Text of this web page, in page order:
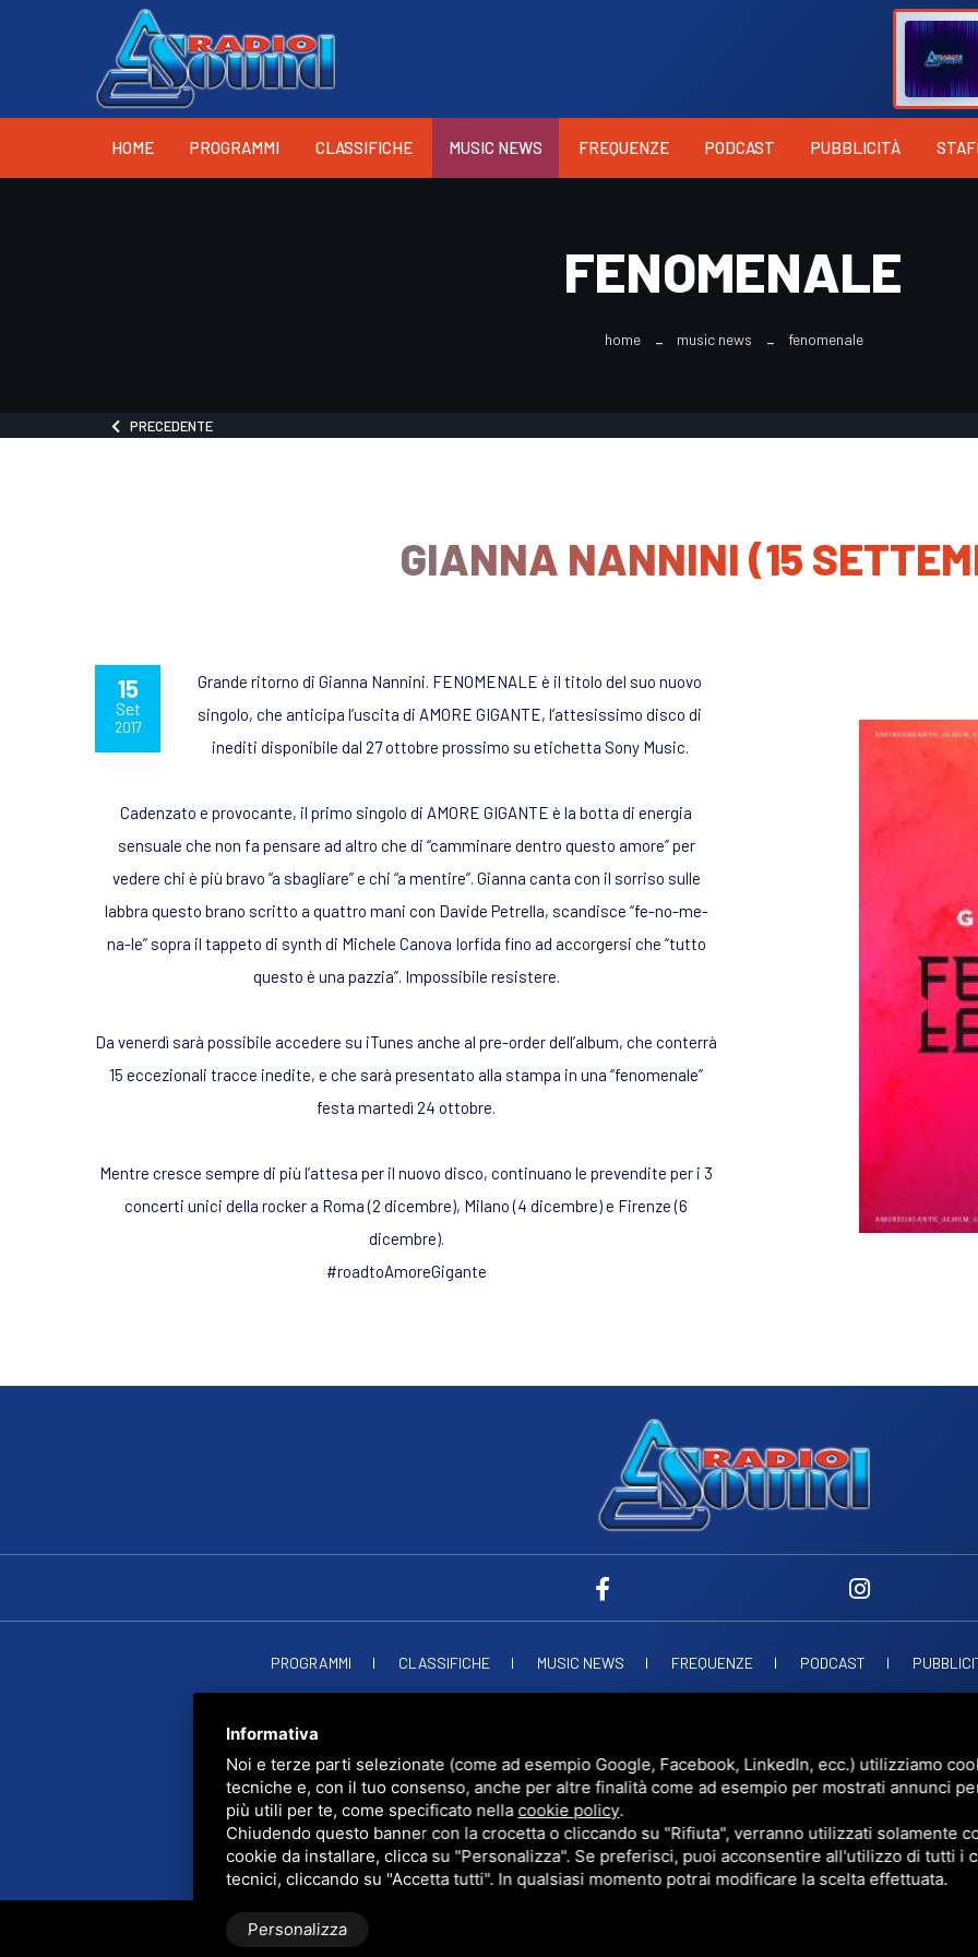
HOME PROGRAMMI CLASSIFICHE MUSIC NEWS FREQUENZE PODCAST PUBBLICITÀ
FENOMENALE
home music news fenomenale
PRECEDENTE
GIANNA NANNINI (15
15
Set
2017
Grande ritorno di Gianna Nannini. FENOMENALE è il titolo del suo nuovo
singolo, che anticipa l’uscita di AMORE GIGANTE, l’attesissimo disco di
inediti disponibile dal 27 ottobre prossimo su etichetta Sony Music.
Cadenzato e provocante, il primo singolo di AMORE GIGANTE è la botta di energia
sensuale che non fa pensare ad altro che di “camminare dentro questo amore” per
vedere chi è più bravo “a sbagliare” e chi “a mentire”. Gianna canta con il sorriso sulle
labbra questo brano scritto a quattro mani con Davide Petrella, scandisce “fe-no-me-
na-le” sopra il tappeto di synth di Michele Canova Iorfida fino ad accorgersi che “tutto
questo è una pazzia”. Impossibile resistere.
Da venerdì sarà possibile accedere su iTunes anche al pre-order dell’album, che conterrà
15 eccezionali tracce inedite, e che sarà presentato alla stampa in una “fenomenale”
festa martedì 24 ottobre.
Mentre cresce sempre di più l’attesa per il nuovo disco, continuano le prevendite per i 3
concerti unici della rocker a Roma (2 dicembre), Milano (4 dicembre) e Firenze (6
dicembre).
#roadtoAmoreGigante
PROGRAMMI CLASSIFICHE MUSIC NEWS FREQUENZE PODCAST
Informativa
Noi e terze parti selezionate (come ad esempio Google, Facebook, LinkedIn, ecc.) utilizziamo
tecniche e, con il tuo consenso, anche per altre finalità come ad esempio per mostrati annunci
più utili per te, come specificato nella cookie policy.
Chiudendo questo banner con la crocetta o cliccando su "Rifiuta", verranno utilizzati solamente
cookie da installare, clicca su "Personalizza". Se preferisci, puoi acconsentire all'utilizzo di tutti i
tecnici, cliccando su "Accetta tutti". In qualsiasi momento potrai modificare la scelta effettuata.
Personalizza